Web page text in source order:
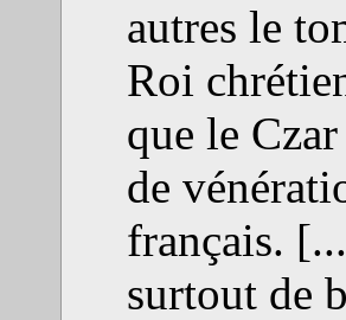
autres le
Roi
que le
de
français.
surtout de